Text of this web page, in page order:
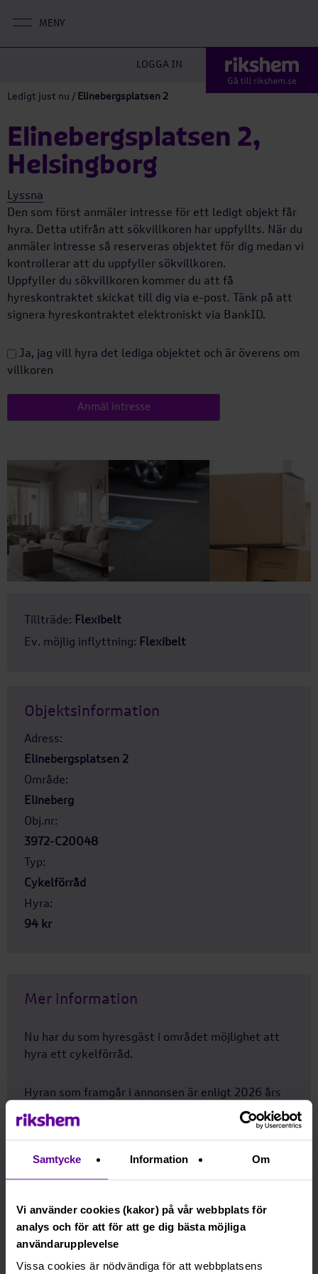
Samtycke Information Om
Vi använder cookies (kakor) på vår webbplats för
analys och för att för att ge dig bästa möjliga
användarupplevelse
Vissa cookies är nödvändiga för att webbplatsens
LOGGA IN
Ledigt just nu / Elinebergsplatsen 2
Elinebergsplatsen 2,
Helsingborg
Lyssna
Den som först anmäler intresse för ett ledigt objekt får
hyra. Detta utifrån att sökvillkoren har uppfyllts. När du
anmäler intresse så reserveras objektet för dig medan vi
kontrollerar att du uppfyller sökvillkoren.
Uppfyller du sökvillkoren kommer du att få
hyreskontraktet skickat till dig via e-post. Tänk på att
signera hyreskontraktet elektroniskt via BankID.
Ja, jag vill hyra det lediga objektet och är överens om
villkoren
Tillträde: Flexibelt
Ev. möjlig inflyttning: Flexibelt
Objektsinformation
Adress:
Elinebergsplatsen 2
Område:
Elineberg
Obj.nr:
3972-C20048
Typ:
Cykelförråd
Hyra:
94 kr
Mer information
Nu har du som hyresgäst i området möjlighet att
hyra ett cykelförråd.
Hyran som framgår i annonsen är enligt 2026 års
hyresnivå. Årlig hyreshöjning på 4% sker per den 1
januari varje år.
Sökande måste vara hyresgäst i området
kan förekomma i lägenhetsannonsen eller i planritningen.